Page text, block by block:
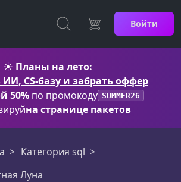
Войти
☀️ Планы на лето:
ИИ, CS-базу и забрать оффер
50% по промокоду SUMMER26
на странице пакетов
Категория sql
Луна